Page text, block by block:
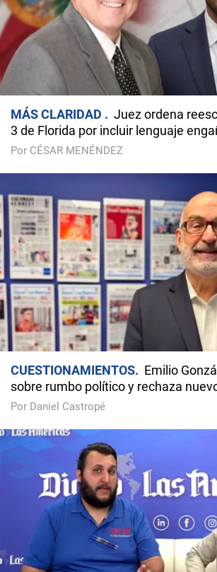
MÁS CLARIDAD
Juez ordena
3 de Florida por incluir lenguaje
Por CÉSAR MENÉNDEZ
CUESTIONAMIENTOS
Emilio
sobre rumbo político y rechaza
Por Daniel Castropé